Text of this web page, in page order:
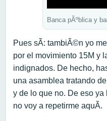
Banca pÃºblica y
Pues sÃ­: tambiÃ©n yo
por el movimiento 15M y
indignados. De hecho,
una asamblea tratando
y de lo que no. De eso ya
no voy a repetirme aquÃ­.